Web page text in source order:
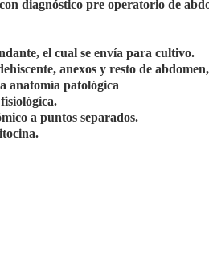
diagnóstico pre operatorio de
el cual se envía para cultivo.
anexos y resto de
anatomía patológica
a puntos separados.